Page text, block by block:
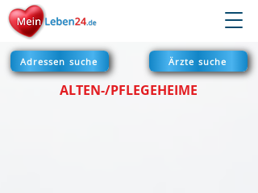
Adressen suche Ärzte suche
ALTEN-/PFLEGEHEIME